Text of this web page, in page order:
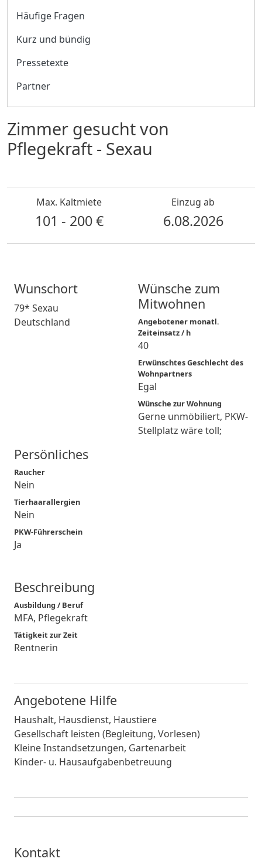
Zimmer gesucht von
Pflegekraft - Sexau
Max. Kaltmiete
101 - 200 €
Einzug ab
6.08.2026
Wunschort
79* Sexau
Deutschland
Wünsche zum
Mitwohnen
Angebotener monatl.
Zeiteinsatz / h
40
Erwünschtes Geschlecht des
Wohnpartners
Egal
Wünsche zur Wohnung
Gerne unmöbiliert, PKW-
Stellplatz wäre toll;
Persönliches
Raucher
Nein
Tierhaarallergien
Nein
PKW-Führerschein
Ja
Beschreibung
Ausbildung / Beruf
MFA, Pflegekraft
Tätigkeit zur Zeit
Rentnerin
Angebotene Hilfe
Haushalt, Hausdienst, Haustiere
Gesellschaft leisten (Begleitung, Vorlesen)
Kleine Instandsetzungen, Gartenarbeit
Kinder- u. Hausaufgabenbetreuung
Kontakt
Häufige Fragen
Kurz und bündig
Pressetexte
Partner